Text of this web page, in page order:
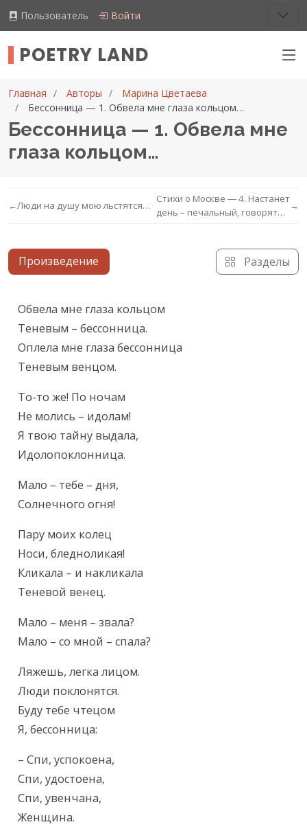
Пользователь Войти
POETRY LAND
Главная Авторы
Марина Цветаева
Бессонница — 1. Обвела мне глаза кольцом…
Бессонница — 1. Обвела мне
глаза кольцом…
←Люди на душу мою льстятся…
Стихи о Москве — 4. Настанет
день – печальный, говорят…
→
Произведение Разделы
Текст произведения
Обвела мне глаза кольцом
Теневым – бессонница.
Оплела мне глаза бессонница
Теневым венцом.
То-то же! По ночам
Не молись – идолам!
Я твою тайну выдала,
Идолопоклонница.
Мало – тебе – дня,
Солнечного огня!
Пару моих колец
Носи, бледноликая!
Кликала – и накликала
Теневой венец.
Мало – меня – звала?
Мало – со мной – спала?
Ляжешь, легка лицом.
Люди поклонятся.
Буду тебе чтецом
Я, бессонница:
– Спи, успокоена,
Спи, удостоена,
Спи, увенчана,
Женщина.